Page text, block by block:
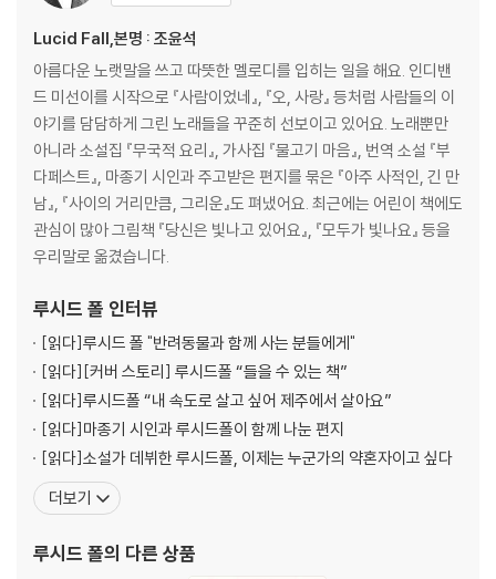
Lucid Fall,본명 : 조윤석
아름다운 노랫말을 쓰고 따뜻한 멜로디를 입히는 일을 해요. 인디밴
드 미선이를 시작으로 『사람이었네』, 『오, 사랑』 등처럼 사람들의 이
야기를 담담하게 그린 노래들을 꾸준히 선보이고 있어요. 노래뿐만
아니라 소설집 『무국적 요리』, 가사집 『물고기 마음』, 번역 소설 『부
다페스트』, 마종기 시인과 주고받은 편지를 묶은 『아주 사적인, 긴 만
남』, 『사이의 거리만큼, 그리운』도 펴냈어요. 최근에는 어린이 책에도
관심이 많아 그림책 『당신은 빛나고 있어요』, 『모두가 빛나요』 등을
우리말로 옮겼습니다.
루시드 폴 인터뷰
[읽다]루시드 폴 "반려동물과 함께 사는 분들에게"
[읽다][커버 스토리] 루시드폴 “들을 수 있는 책”
[읽다]루시드폴 “내 속도로 살고 싶어 제주에서 살아요”
[읽다]마종기 시인과 루시드폴이 함께 나눈 편지
[읽다]소설가 데뷔한 루시드폴, 이제는 누군가의 약혼자이고 싶다
더보기
루시드 폴의 다른 상품